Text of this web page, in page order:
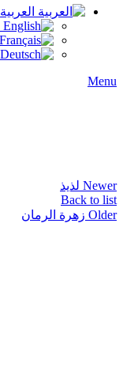
العربية
Menu
Newer لذيذ
Back to list
Older زهرة الرمان